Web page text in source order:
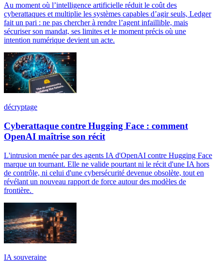
Au moment où l’intelligence artificielle réduit le coût des
cyberattaques et multiplie les systèmes capables d’agir seuls, Ledger
fait un pari : ne pas chercher à rendre l’agent infaillible, mais
sécuriser son mandat, ses limites et le moment précis où une
intention numérique devient un acte.
décryptage
Cyberattaque contre Hugging Face : comment
OpenAI maîtrise son récit
L'intrusion menée par des agents IA d'OpenAI contre Hugging Face
marque un tournant. Elle ne valide pourtant ni le récit d'une IA hors
de contrôle, ni celui d'une cybersécurité devenue obsolète, tout en
révélant un nouveau rapport de force autour des modèles de
frontière.
IA souveraine